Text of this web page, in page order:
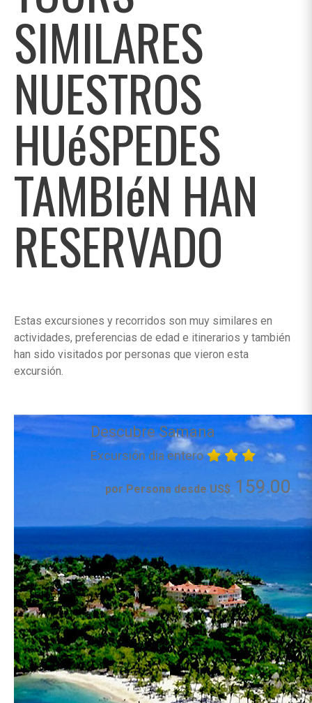
SIMILARES
NUESTROS
HUéSPEDES
TAMBIéN HAN
RESERVADO
Estas excursiones y recorridos son muy similares en
actividades, preferencias de edad e itinerarios y también
han sido visitados por personas que vieron esta
excursión.
Descubre Samana
Excursión dia entero
por Persona desde US$ 159.00